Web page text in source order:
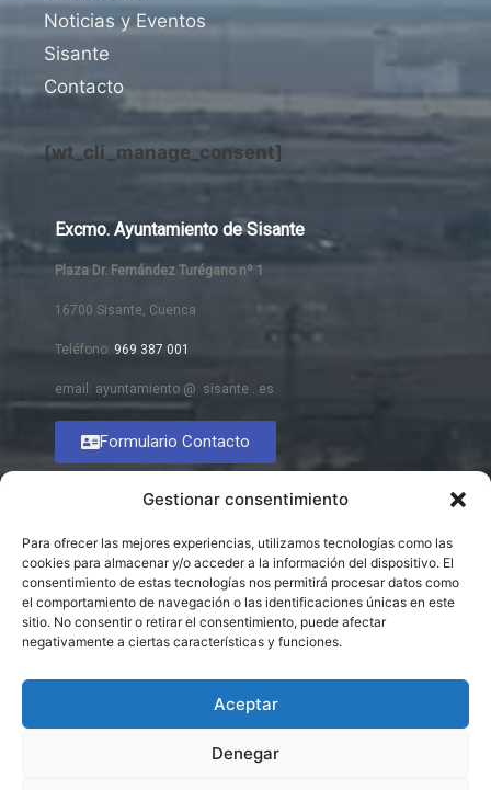
Gestionar consentimiento
Para ofrecer las mejores experiencias, utilizamos tecnologías como las
cookies para almacenar y/o acceder a la información del dispositivo. El
consentimiento de estas tecnologías nos permitirá procesar datos como
el comportamiento de navegación o las identificaciones únicas en este
sitio. No consentir o retirar el consentimiento, puede afectar
negativamente a ciertas características y funciones.
Aceptar
Denegar
Noticias y Eventos
Sisante
Contacto
[wt_cli_manage_consent]
Excmo. Ayuntamiento de Sisante
Plaza Dr. Fernández Turégano nº 1
16700 Sisante, Cuenca
Teléfono: 969 387 001
email: ayuntamiento @ sisante . es
Formulario Contacto